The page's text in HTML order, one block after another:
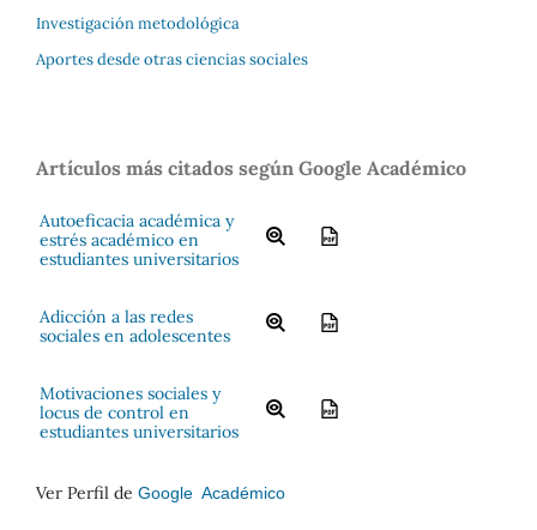
Investigación metodológica
Aportes desde otras ciencias sociales
Artículos más citados según Google Académico
Autoeficacia académica y
estrés académico en
estudiantes universitarios
Adicción a las redes
sociales en adolescentes
Motivaciones sociales y
locus de control en
estudiantes universitarios
Ver Perfil de Google Académico